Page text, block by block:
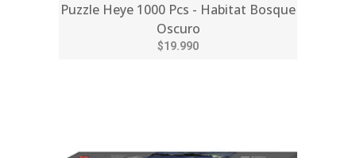
Puzzle Heye 1000 Pcs - Habitat Bosque
Oscuro
$19.990